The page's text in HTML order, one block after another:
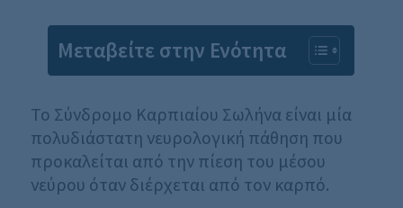
Μεταβείτε στην Ενότητα
Το Σύνδρομο Καρπιαίου Σωλήνα είναι μία
πολυδιάστατη νευρολογική πάθηση που
προκαλείται από την πίεση του μέσου
νεύρου όταν διέρχεται από τον καρπό.